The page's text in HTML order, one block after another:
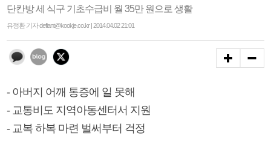
단칸방 세 식구 기초수급비 월 35만 원으로 생활
유정환 기자 defiant@kookje.co.kr | 2014.04.02 21:01
- 아버지 어깨 통증에 일 못해
- 교통비도 지역아동센터서 지원
- 교복 하복 마련 벌써부터 걱정